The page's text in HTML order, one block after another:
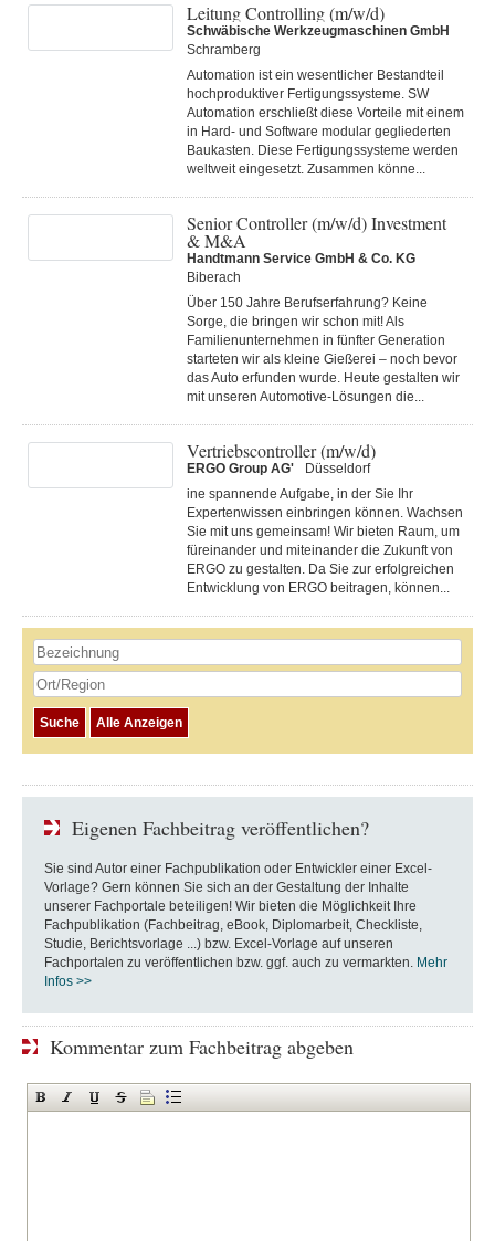
Leitung Controlling (m/w/d)
Schwäbische Werkzeugmaschinen GmbH
Schramberg
Automation ist ein wesentlicher Bestandteil
hochproduktiver Fertigungssysteme. SW
Automation erschließt diese Vorteile mit einem
in Hard- und Software modular gegliederten
Baukasten. Diese Fertigungs­systeme werden
weltweit eingesetzt. Zusammen könne...
Senior Controller (m/w/d) Investment
& M&A
Handtmann Service GmbH & Co. KG
Biberach
Über 150 Jahre Berufserfahrung? Keine
Sorge, die bringen wir schon mit! Als
Familienunternehmen in fünfter Generation
starteten wir als kleine Gießerei – noch bevor
das Auto erfunden wurde. Heute gestalten wir
mit unseren Automotive-Lösungen die...
Vertriebscontroller (m/w/d)
ERGO Group AG'
Düsseldorf
ine spannende Aufgabe, in der Sie Ihr
Expertenwissen einbringen können. Wachsen
Sie mit uns gemeinsam! Wir bieten Raum, um
füreinander und miteinander die Zukunft von
ERGO zu gestalten. Da Sie zur erfolgreichen
Entwicklung von ERGO beitragen, können...
Eigenen Fachbeitrag veröffentlichen?
Sie sind Autor einer Fachpublikation oder Entwickler einer Excel-
Vorlage? Gern können Sie sich an der Gestaltung der Inhalte
unserer Fachportale beteiligen! Wir bieten die Möglichkeit Ihre
Fachpublikation (Fachbeitrag, eBook, Diplomarbeit, Checkliste,
Studie, Berichtsvorlage ...) bzw. Excel-Vorlage auf unseren
Fachportalen zu veröffentlichen bzw. ggf. auch zu vermarkten. Mehr
Infos >>
Kommentar zum Fachbeitrag abgeben